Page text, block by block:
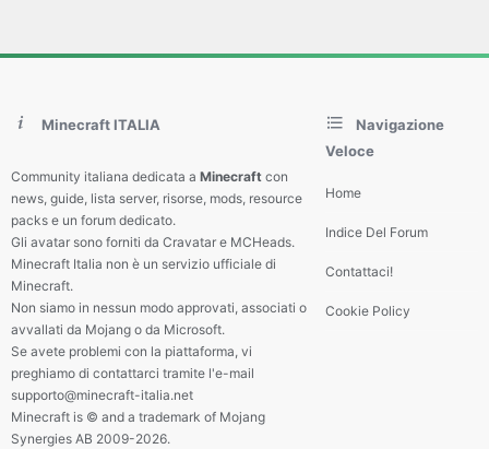
Minecraft ITALIA
Community italiana dedicata a Minecraft con
news, guide, lista server, risorse, mods, resource
packs e un forum dedicato.
Gli avatar sono forniti da Cravatar e MCHeads.
Minecraft Italia non è un servizio ufficiale di
Minecraft.
Non siamo in nessun modo approvati, associati o
avvallati da Mojang o da Microsoft.
Se avete problemi con la piattaforma, vi
preghiamo di contattarci tramite l'e-mail
supporto@minecraft-italia.net
Minecraft is © and a trademark of Mojang
Synergies AB 2009-2026.
Navigazione
Veloce
Home
Indice Del Forum
Contattaci!
Cookie Policy